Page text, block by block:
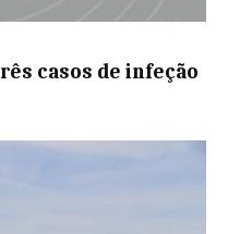
casos de infeção